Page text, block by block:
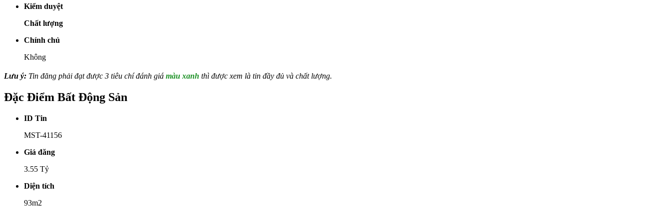
Kiểm duyệt
Chất lượng
Chính chủ
Không
Lưu ý: Tin đăng phải đạt được 3 tiêu chí đánh giá màu xanh thì được xem là tin đầy đủ và chất lượng.
Đặc Điểm Bất Động Sản
ID Tin
MST-41156
Giá đăng
3.55 Tỷ
Diện tích
93m2